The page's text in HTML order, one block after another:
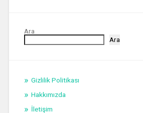
Ara
Ara
Gizlilik Politikası
Hakkımızda
İletişim